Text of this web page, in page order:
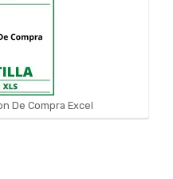
De Compra Excel